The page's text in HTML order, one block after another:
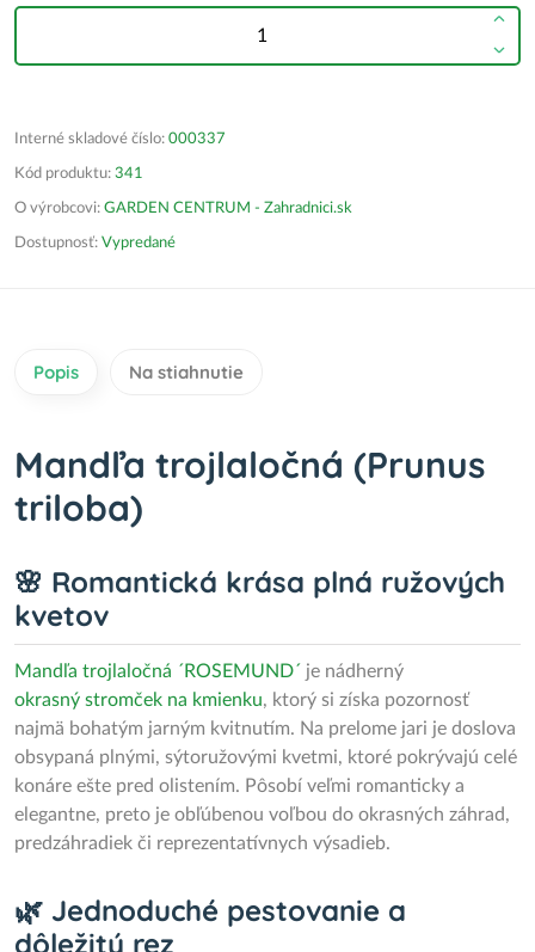
Interné skladové číslo: 000337
Kód produktu: 341
O výrobcovi: GARDEN CENTRUM - Zahradnici.sk
Dostupnosť: Vypredané
Popis Na stiahnutie
Mandľa trojlaločná (Prunus
triloba)
🌸 Romantická krása plná ružových
kvetov
Mandľa trojlaločná ´ROSEMUND´ je nádherný
okrasný stromček na kmienku, ktorý si získa pozornosť
najmä bohatým jarným kvitnutím. Na prelome jari je doslova
obsypaná plnými, sýtoružovými kvetmi, ktoré pokrývajú celé
konáre ešte pred olistením. Pôsobí veľmi romanticky a
elegantne, preto je obľúbenou voľbou do okrasných záhrad,
predzáhradiek či reprezentatívnych výsadieb.
🌿 Jednoduché pestovanie a
dôležitý rez